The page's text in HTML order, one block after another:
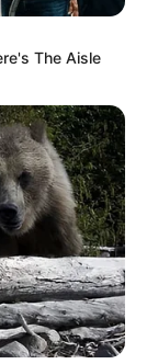
The Aisle